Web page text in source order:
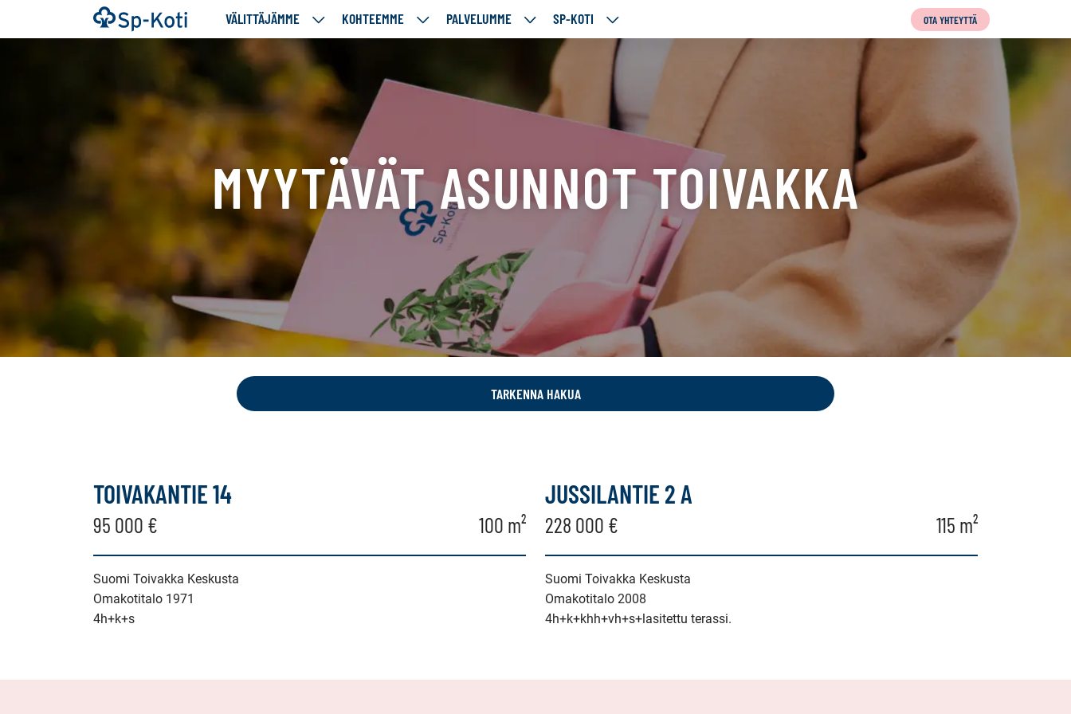
Siirry
sisältöön
Etusivu VÄLITTÄJÄMME
VÄLITTÄJÄMME
KOHTEEMME
KOHTEEMME
PALVELUMME
PALVELUMME
ALASIVUT
SP-KOTI
SP-
KOTI
ALASIVUT
OTA YHTEYTTÄ
MYYTÄVÄT ASUNNOT TOIVAKKA
Tällä
sivulla
näytetään
luhtitalo,
rivitalo,
paritalo,
puutalo-
osake,
TARKENNA HAKUA
TOIVAKANTIE 14
95 000 € 100 m²
Suomi Toivakka Keskusta
Omakotitalo 1971
4h+k+s
JUSSILANTIE 2 A
228 000 € 115 m²
Suomi Toivakka Keskusta
Omakotitalo 2008
4h+k+khh+vh+s+lasitettu terassi.